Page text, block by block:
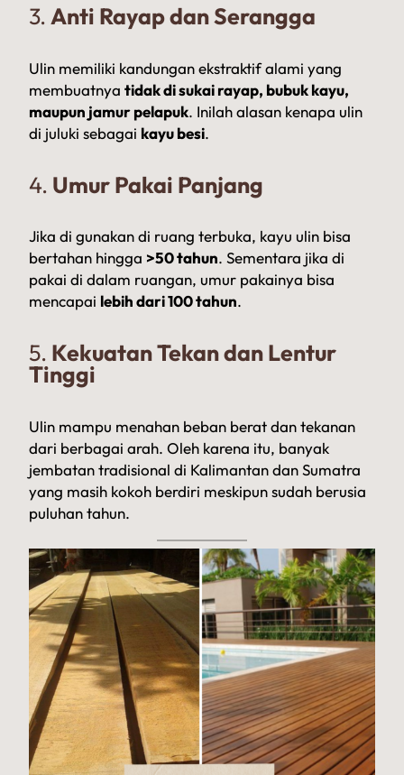
3.Anti Rayap dan Serangga
Ulin memiliki kandungan ekstraktif alami yang
membuatnya tidak di sukai rayap, bubuk kayu,
maupun jamur pelapuk. Inilah alasan kenapa ulin
di juluki sebagai kayu besi.
4. Umur Pakai Panjang
Jika di gunakan di ruang terbuka, kayu ulin bisa
bertahan hingga >50 tahun. Sementara jika di
pakai di dalam ruangan, umur pakainya bisa
mencapai lebih dari 100 tahun.
5. Kekuatan Tekan dan Lentur
Tinggi
Ulin mampu menahan beban berat dan tekanan
dari berbagai arah. Oleh karena itu, banyak
jembatan tradisional di Kalimantan dan Sumatra
yang masih kokoh berdiri meskipun sudah berusia
puluhan tahun.